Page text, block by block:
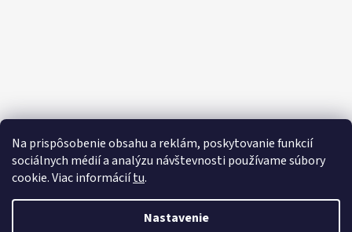
Na prispôsobenie obsahu a reklám, poskytovanie funkcií
sociálnych médií a analýzu návštevnosti používame súbory
cookie. Viac informáciítu.
Nastavenie